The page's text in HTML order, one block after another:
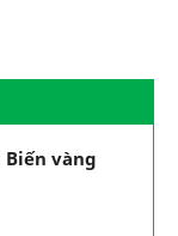
Biến vàng